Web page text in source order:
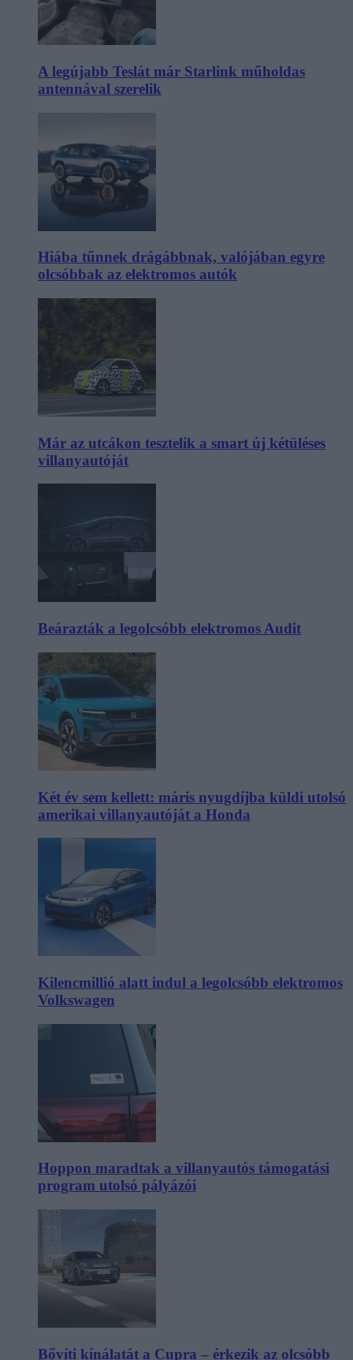
A legújabb Teslát már Starlink műholdas
antennával szerelik
Hiába tűnnek drágábbnak, valójában egyre
olcsóbbak az elektromos autók
Már az utcákon tesztelik a smart új kétüléses
villanyautóját
Beárazták a legolcsóbb elektromos Audit
Két év sem kellett: máris nyugdíjba küldi utolsó
amerikai villanyautóját a Honda
Kilencmillió alatt indul a legolcsóbb elektromos
Volkswagen
Hoppon maradtak a villanyautós támogatási
program utolsó pályázói
Bővíti kínálatát a Cupra – érkezik az olcsóbb